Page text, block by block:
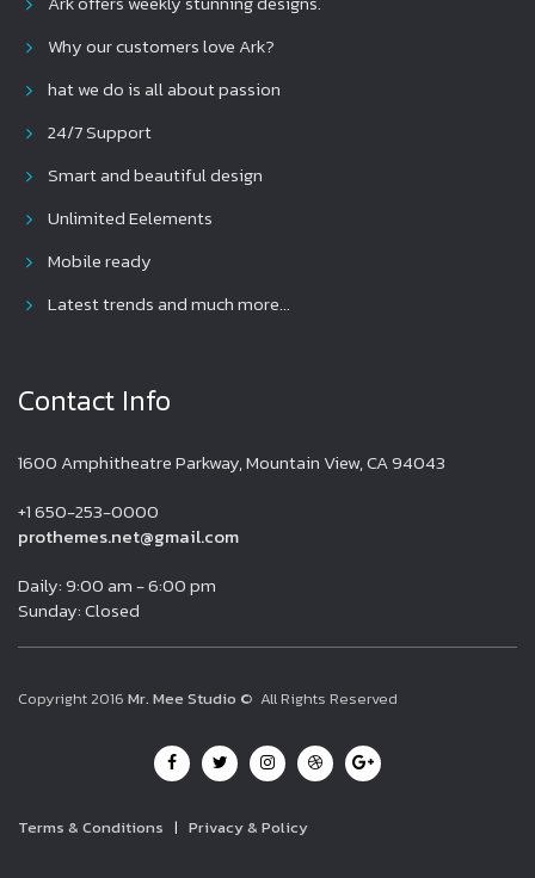
Why our customers love Ark?
hat we do is all about passion
24/7 Support
Smart and beautiful design
Unlimited Eelements
Mobile ready
Latest trends and much more...
Contact Info
1600 Amphitheatre Parkway, Mountain View, CA 94043
+1 650-253-0000
prothemes.net@gmail.com
Daily: 9:00 am - 6:00 pm
Sunday: Closed
Copyright 2016 Mr. Mee Studio © All Rights Reserved
Terms & Conditions | Privacy & Policy